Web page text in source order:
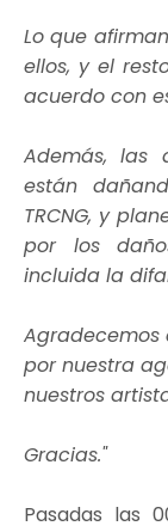
Lo que
ellos, y el
acuerdo con
Además, las
están
TRCNG, y
por los
incluida la
Agradecemos
por nuestra
nuestros
Gracias."
Pasadas las